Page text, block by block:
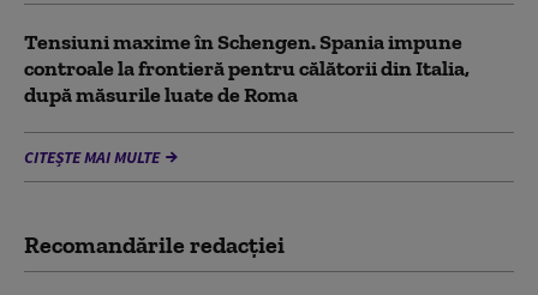
Tensiuni maxime în Schengen. Spania impune
controale la frontieră pentru călătorii din Italia,
după măsurile luate de Roma
CITEȘTE MAI MULTE
Recomandările redacţiei